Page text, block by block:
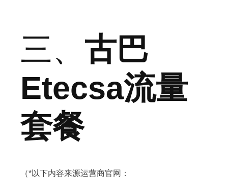
三、 古巴
Etecsa流量
套餐
（*以下内容来源运营商官网：